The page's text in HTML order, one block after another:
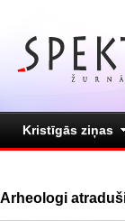
Kristīgās ziņas
Arheologi